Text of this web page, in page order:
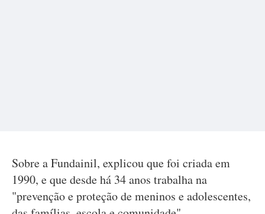
Sobre a Fundainil, explicou que foi criada em
1990, e que desde há 34 anos trabalha na
"prevenção e proteção de meninos e adolescentes,